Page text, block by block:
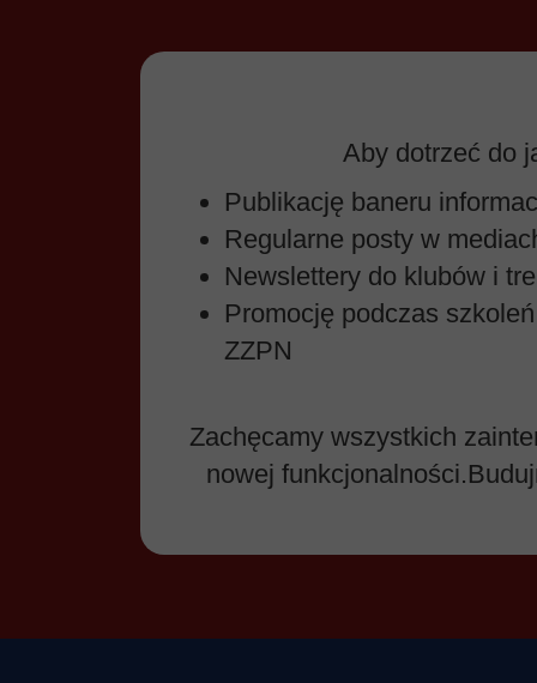
Aby dotrzeć do
Publikację baneru
Regularne posty w
Newslettery do klubów i
Promocję podczas
ZZPN
Zachęcamy wszystkich
nowej